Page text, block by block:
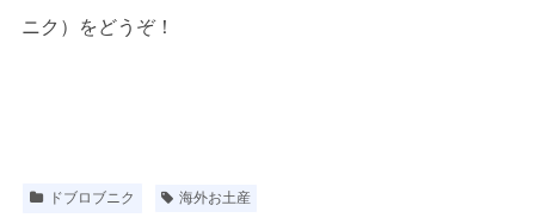
ニク）をどうぞ！
ドブロブニク 海外お土産